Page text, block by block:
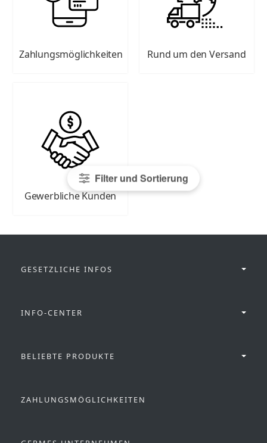
Filter und Sortierung
Zahlungsmöglichkeiten Rund um den Versand
Gewerbliche Kunden
GESETZLICHE INFOS
INFO-CENTER
BELIEBTE PRODUKTE
ZAHLUNGSMÖGLICHKEITEN